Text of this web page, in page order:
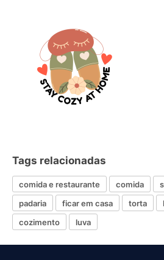
Tags relacionadas
comida e restaurante comida
padaria
ficar em casa torta
cozimento
luva